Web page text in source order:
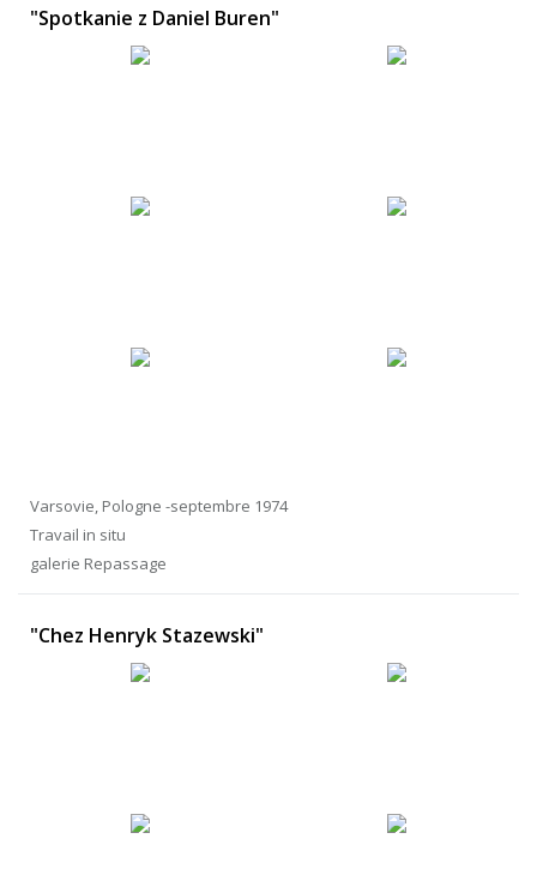
"Spotkanie z Daniel Buren"
Varsovie, Pologne -septembre 1974
Travail in situ
galerie Repassage
"Chez Henryk Stazewski"